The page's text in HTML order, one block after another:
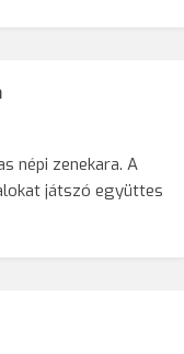
népi zenekara. A
játszó együttes